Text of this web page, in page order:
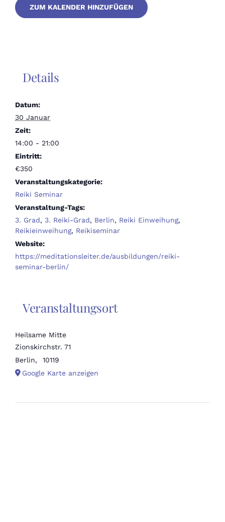
ZUM KALENDER HINZUFÜGEN
Details
Datum:
30 Januar
Zeit:
14:00 - 21:00
Eintritt:
€350
Veranstaltungskategorie:
Reiki Seminar
Veranstaltung-Tags:
3. Grad, 3. Reiki-Grad, Berlin, Reiki Einweihung,
Reikieinweihung, Reikiseminar
Website:
https://meditationsleiter.de/ausbildungen/reiki-
seminar-berlin/
Veranstaltungsort
Heilsame Mitte
Zionskirchstr. 71
Berlin,
10119
Google Karte anzeigen